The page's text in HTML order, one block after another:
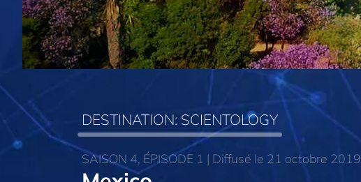
DESTINATION: SCIENTOLOGY
SAISON 4, ÉPISODE 1 | Diffusé le 21 octobre 2019